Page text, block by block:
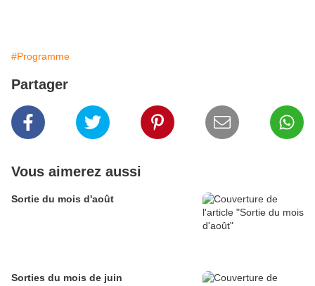
#Programme
Partager
Vous aimerez aussi
Sortie du mois d'août
Sorties du mois de juin